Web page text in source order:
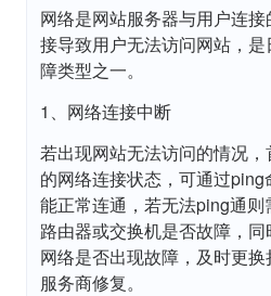
网络是网站服务器与用户连
接导致用户无法访问网站，
障类型之一。
1、网络连接中断
若出现网站无法访问的情况
的网络连接状态，可通过
能正常连通，若无法ping通则
路由器或交换机是否故障，
网络是否出现故障，及时更
服务商修复。